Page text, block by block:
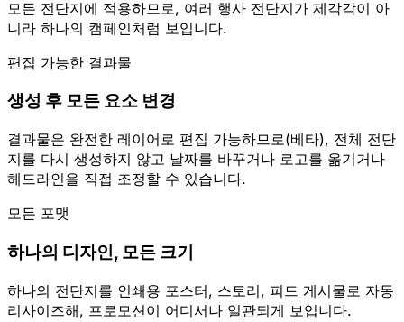
모든 전단지에 적용하므로, 여러 행사 전단지가 제각각이 아
니라 하나의 캠페인처럼 보입니다.
편집 가능한 결과물
생성 후 모든 요소 변경
결과물은 완전한 레이어로 편집 가능하므로(베타), 전체 전단
지를 다시 생성하지 않고 날짜를 바꾸거나 로고를 옮기거나
헤드라인을 직접 조정할 수 있습니다.
모든 포맷
하나의 디자인, 모든 크기
하나의 전단지를 인쇄용 포스터, 스토리, 피드 게시물로 자동
리사이즈해, 프로모션이 어디서나 일관되게 보입니다.